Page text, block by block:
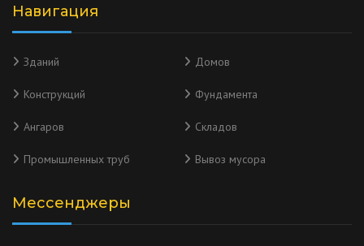
Навигация
Зданий Домов
Конструкций Фундамента
Ангаров Складов
Промышленных труб Вывоз мусора
Мессенджеры